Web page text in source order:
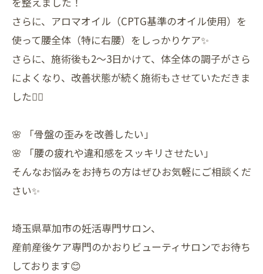
さらに、アロマオイル（CPTG基準のオイル使用）を
使って腰全体（特に右腰）をしっかりケア✨
さらに、施術後も2〜3日かけて、体全体の調子がさら
によくなり、改善状態が続く施術もさせていただきま
した💆‍♀️
🌸 「骨盤の歪みを改善したい」
🌸 「腰の疲れや違和感をスッキリさせたい」
そんなお悩みをお持ちの方はぜひお気軽にご相談くだ
さい✨
埼玉県草加市の妊活専門サロン、
産前産後ケア専門のかおりビューティサロンでお待ち
しております😊